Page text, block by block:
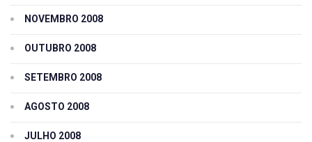
NOVEMBRO 2008
OUTUBRO 2008
SETEMBRO 2008
AGOSTO 2008
JULHO 2008